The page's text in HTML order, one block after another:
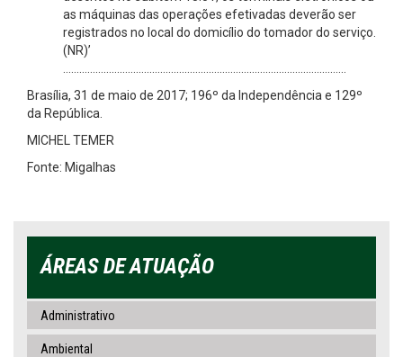
as máquinas das operações efetivadas deverão ser
registrados no local do domicílio do tomador do serviço.
(NR)’
Brasília, 31 de maio de 2017; 196º da Independência e 129º
da República.
MICHEL TEMER
Fonte: Migalhas
ÁREAS DE ATUAÇÃO
Administrativo
Ambiental